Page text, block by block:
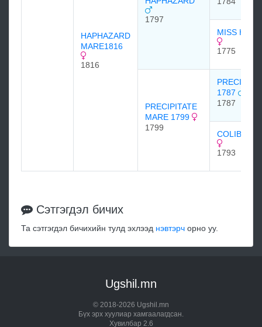
HAPHAZARD
MARE1816
1816
1797
MISS
1775
PRECIPITATE
MARE 1799
1799
1787
1787
COLIBRI
1793
Сэтгэгдэл бичих
Та сэтгэгдэл бичихийн тулд эхлээд нэвтэрч орно уу.
Ugshil.mn
© 2018-2026 Ugshil.mn
Бүх эрх хуулиар хамгаалагдсан.
Хувилбар 2.6